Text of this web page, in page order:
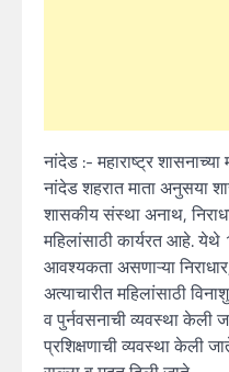
नांदेड :- महाराष्ट्र शासनाच्या
नांदेड शहरात माता अनुसया
शासकीय संस्था अनाथ,
महिलांसाठी कार्यरत आहे. येथे
आवश्यकता असणाऱ्या
अत्याचारीत महिलांसाठी
व पुर्नवसनाची व्यवस्था केली
प्रशिक्षणाची व्यवस्था केली